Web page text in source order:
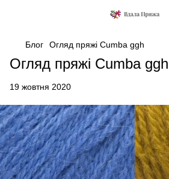
Блог Огляд пряжі Cumba ggh
Огляд пряжі Cumba ggh
19 жовтня 2020